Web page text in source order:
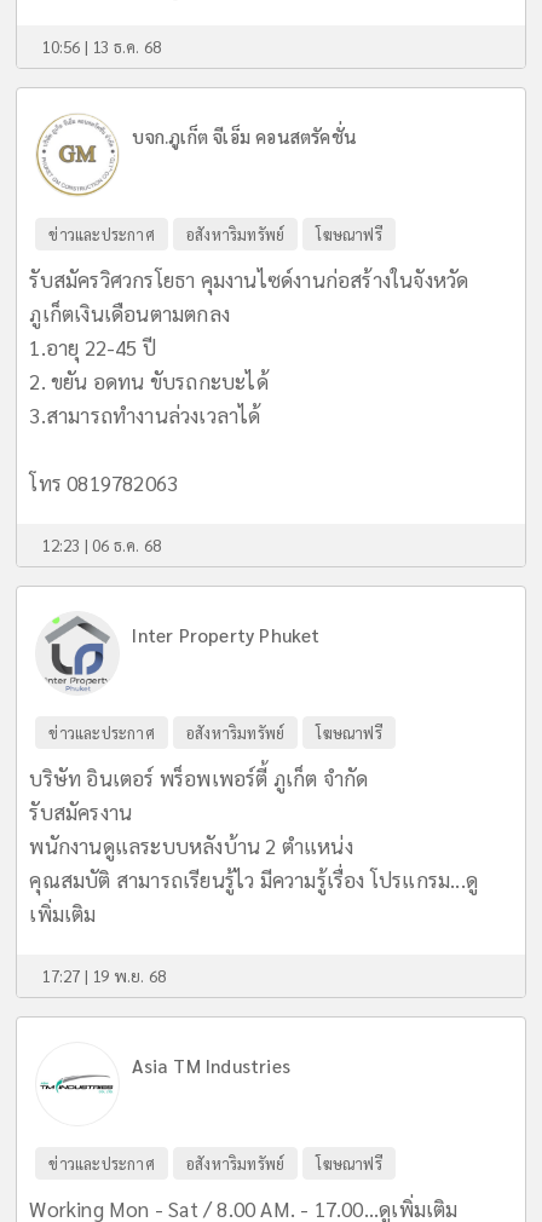
10:56 | 13 ธ.ค. 68
บจก.ภูเก็ต จีเอ็ม คอนสตรัคชั่น
ข่าวและประกาศ อสังหาริมทรัพย์ โฆษณาฟรี
รับสมัครวิศวกรโยธา คุมงานไซด์งานก่อสร้างในจังหวัด
ภูเก็ตเงินเดือนตามตกลง
1.อายุ 22-45 ปี
2. ขยัน อดทน ขับรถกะบะได้
3.สามารถทำงานล่วงเวลาได้
โทร 0819782063
12:23 | 06 ธ.ค. 68
Inter Property Phuket
ข่าวและประกาศ อสังหาริมทรัพย์ โฆษณาฟรี
บริษัท อินเตอร์ พร็อพเพอร์ตี้ ภูเก็ต จำกัด
รับสมัครงาน
พนักงานดูแลระบบหลังบ้าน 2 ตำแหน่ง
คุณสมบัติ สามารถเรียนรู้ไว มีความรู้เรื่อง โปรแกรม...ดู
เพิ่มเติม
17:27 | 19 พ.ย. 68
Asia TM Industries
ข่าวและประกาศ อสังหาริมทรัพย์ โฆษณาฟรี
Working Mon - Sat / 8.00 AM. - 17.00...ดูเพิ่มเติม